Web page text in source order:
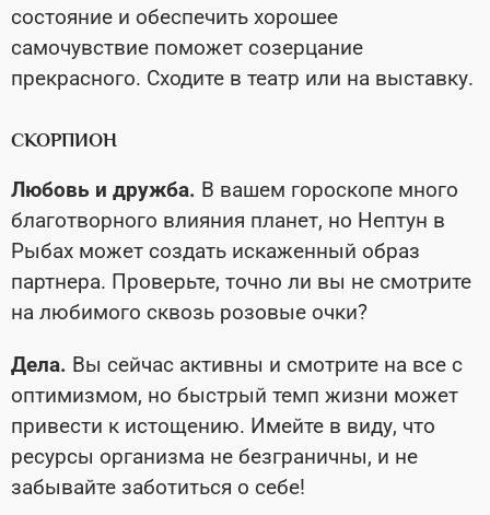
состояние и обеспечить хорошее
самочувствие поможет созерцание
прекрасного. Сходите в театр или на выставку.
СКОРПИОН
Любовь и дружба. В вашем гороскопе много
благотворного влияния планет, но Нептун в
Рыбах может создать искаженный образ
партнера. Проверьте, точно ли вы не смотрите
на любимого сквозь розовые очки?
Дела. Вы сейчас активны и смотрите на все с
оптимизмом, но быстрый темп жизни может
привести к истощению. Имейте в виду, что
ресурсы организма не безграничны, и не
забывайте заботиться о себе!